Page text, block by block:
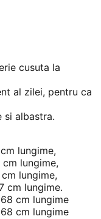
cusuta la
al zilei, pentru ca
si albastra.
lungime,
lungime,
lungime,
cm lungime.
cm lungime
cm lungime